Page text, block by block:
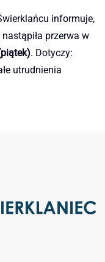
informuje,
przerwa w
. Dotyczy:
utrudnienia